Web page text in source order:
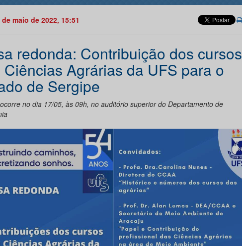
maio de 2022, 15:51
redonda: Contribuição dos cursos
Agrárias da UFS para o
de Sergipe
no dia 17/05, às 09h, no auditório superior do Departamento de